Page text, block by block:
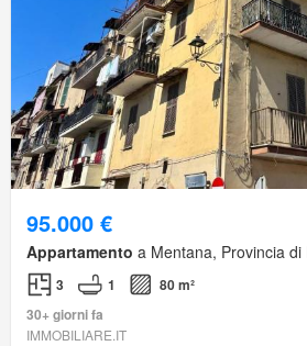
95.000 €
Appartamento a Mentana, Provincia
3 1
80 m²
30+ giorni fa
IMMOBILIARE.IT